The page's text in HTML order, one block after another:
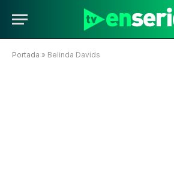
Portada » Belinda Davids